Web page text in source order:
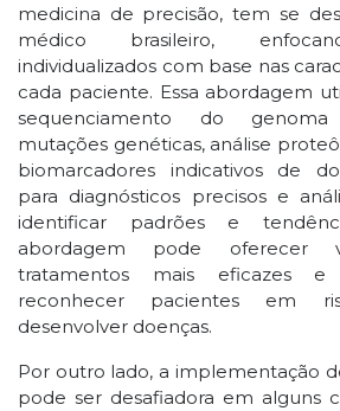
medicina de precisão, tem se
médico brasileiro,
individualizados com base nas
cada paciente. Essa abordagem
sequenciamento do
mutações genéticas, análise
biomarcadores indicativos de
para diagnósticos precisos e
identificar padrões e
abordagem pode oferecer
tratamentos mais eficazes e
reconhecer pacientes em
desenvolver doenças.
Por outro lado, a implementação
pode ser desafiadora em alguns